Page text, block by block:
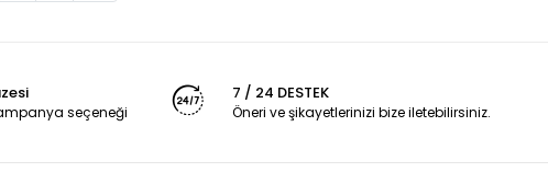
seçeneği
7 / 24 DESTEK
Öneri ve şikayetlerinizi bize iletebilirsiniz.